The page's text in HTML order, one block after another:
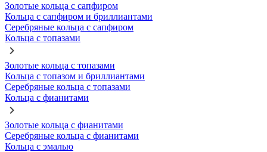
Золотые кольца с сапфиром
Кольца с сапфиром и бриллиантами
Серебряные кольца с сапфиром
Кольца с топазами
Золотые кольца с топазами
Кольца с топазом и бриллиантами
Серебряные кольца с топазами
Кольца с фианитами
Золотые кольца с фианитами
Серебряные кольца с фианитами
Кольца с эмалью